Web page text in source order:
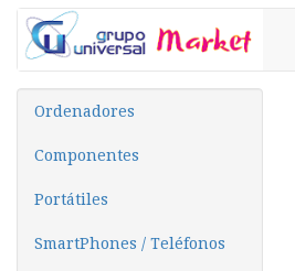
Ordenadores
Componentes
Portátiles
SmartPhones / Teléfonos